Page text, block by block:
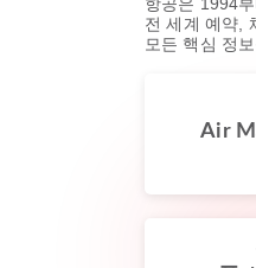
항공은 1994
전 세계 예약,
모든 핵심 정
Air